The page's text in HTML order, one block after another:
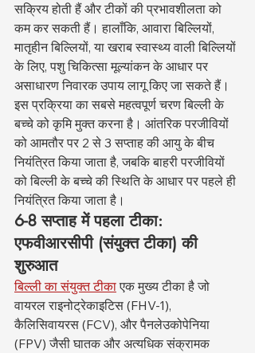
सक्रिय होती हैं और टीकों की प्रभावशीलता को
कम कर सकती हैं। हालाँकि, आवारा बिल्लियों,
मातृहीन बिल्लियों, या खराब स्वास्थ्य वाली बिल्लियों
के लिए, पशु चिकित्सा मूल्यांकन के आधार पर
असाधारण निवारक उपाय लागू किए जा सकते हैं।
इस प्रक्रिया का सबसे महत्वपूर्ण चरण बिल्ली के
बच्चे को कृमि मुक्त करना है। आंतरिक परजीवियों
को आमतौर पर 2 से 3 सप्ताह की आयु के बीच
नियंत्रित किया जाता है, जबकि बाहरी परजीवियों
को बिल्ली के बच्चे की स्थिति के आधार पर पहले ही
नियंत्रित किया जाता है।
6-8 सप्ताह में पहला टीका:
एफवीआरसीपी (संयुक्त टीका) की
शुरुआत
बिल्ली का संयुक्त टीका एक मुख्य टीका है जो
वायरल राइनोट्रेकाइटिस (FHV-1),
कैलिसिवायरस (FCV), और पैनलेउकोपेनिया
(FPV) जैसी घातक और अत्यधिक संक्रामक